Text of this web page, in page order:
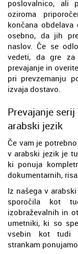
poslovalnico, ali
oziroma
končana
osebno, da jih
naslov. Če se
vedeti, da gre
prevajanje in
pri prevzemanju
izvaja dostavo.
Prevajanje
arabski jezik
Če vam je
v arabski jezik je
ki ponuja
dokumentarnih,
Iz našega v
sporočila kot
izobraževalnih in
umetniki, ki so
vsebin kot tudi
strankam